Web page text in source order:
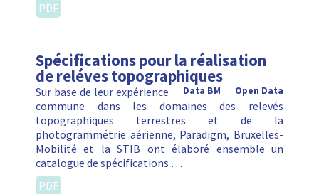
PDF
Spécifications pour la réalisation
de reléves topographiques
Open Data
Data BM
Sur base de leur expérience
commune dans les domaines des relevés
topographiques terrestres et de la
photogrammétrie aérienne, Paradigm, Bruxelles-
Mobilité et la STIB ont élaboré ensemble un
catalogue de spécifications …
PDF